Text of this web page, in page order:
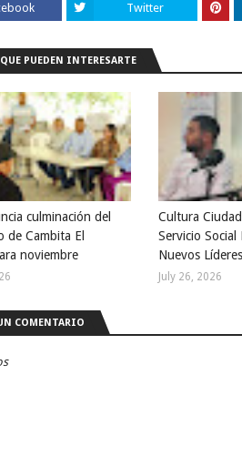
Twitter
PUEDEN INTERESARTE
culminación del
de Cambita El
noviembre
Cultura
Servicio Social
Nuevos
July 26, 2026
COMENTARIO